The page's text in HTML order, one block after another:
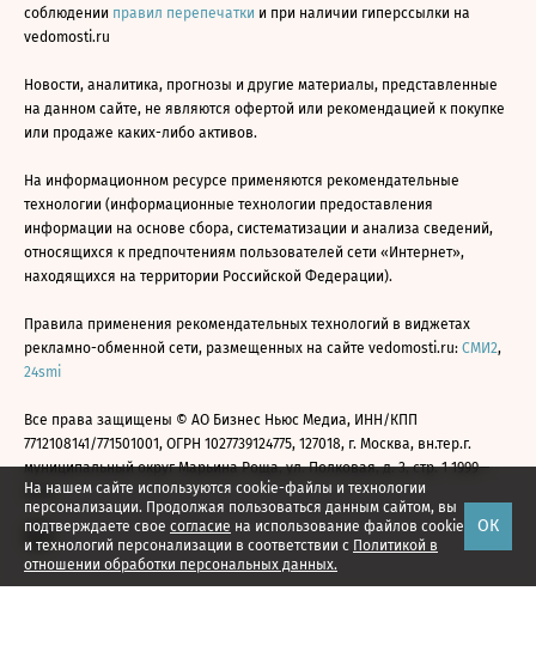
На нашем сайте используются cookie-файлы и технологии
персонализации. Продолжая пользоваться данным сайтом, вы
подтверждаете свое согласие на использование файлов cookie
и технологий персонализации в соответствии с Политикой в
отношении обработки персональных данных.
ОК
соблюдении правил перепечатки и при наличии гиперссылки на
vedomosti.ru
Новости, аналитика, прогнозы и другие материалы, представленные
на данном сайте, не являются офертой или рекомендацией к покупке
или продаже каких-либо активов.
На информационном ресурсе применяются рекомендательные
технологии (информационные технологии предоставления
информации на основе сбора, систематизации и анализа сведений,
относящихся к предпочтениям пользователей сети «Интернет»,
находящихся на территории Российской Федерации).
Правила применения рекомендательных технологий в виджетах
рекламно-обменной сети, размещенных на сайте vedomosti.ru: СМИ2,
24smi
Все права защищены © АО Бизнес Ньюс Медиа, ИНН/КПП
7712108141/771501001, ОГРН 1027739124775, 127018, г. Москва, вн.тер.г.
муниципальный округ Марьина Роща, ул. Полковая, д. 3, стр. 1 1999—
2026